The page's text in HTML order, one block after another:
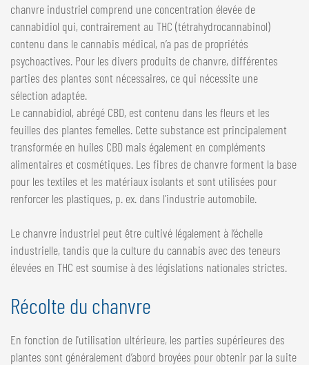
chanvre industriel comprend une concentration élevée de
cannabidiol qui, contrairement au THC (tétrahydrocannabinol)
contenu dans le cannabis médical, n’a pas de propriétés
psychoactives. Pour les divers produits de chanvre, différentes
parties des plantes sont nécessaires, ce qui nécessite une
sélection adaptée.
Le cannabidiol, abrégé CBD, est contenu dans les fleurs et les
feuilles des plantes femelles. Cette substance est principalement
transformée en huiles CBD mais également en compléments
alimentaires et cosmétiques. Les fibres de chanvre forment la base
pour les textiles et les matériaux isolants et sont utilisées pour
renforcer les plastiques, p. ex. dans l'industrie automobile.
Le chanvre industriel peut être cultivé légalement à l’échelle
industrielle, tandis que la culture du cannabis avec des teneurs
élevées en THC est soumise à des législations nationales strictes.
Récolte du chanvre
En fonction de l'utilisation ultérieure, les parties supérieures des
plantes sont généralement d’abord broyées pour obtenir par la suite